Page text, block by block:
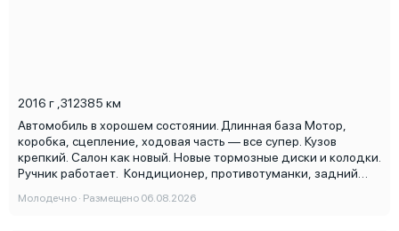
2016 г 312385 км
Автомобиль в хорошем состоянии. Длинная база Мотор,
коробка, сцепление, ходовая часть — все супер. Кузов
крепкий. Салон как новый. Новые тормозные диски и колодки.
Ручник работает. Кондиционер, противотуманки, задний
Два ключа. Все остальные вопросы по телефону, торг возле
Молодечно · Размещено 06.08.2026